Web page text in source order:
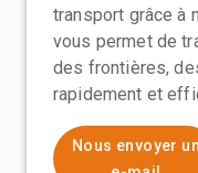
transport grâce à
vous permet de
des frontières,
rapidement et
Nous envoyer un